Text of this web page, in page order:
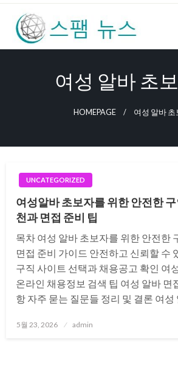
Skip
content
여성 알바 초
HOMEPAGE 여성 알바 초
UNCATEGORIZED
여성알바 초보자를 위한 안전한
천과 면접 준비 팁
목차 여성 알바 초보자를 위한 안전한
면접 준비 가이드 안전하고 신뢰할 수
구직 사이트 선택과 채용공고 확인 여
온라인 채용정보 검색 팁 여성 알바 면
항 자주 묻는 질문들 정리 및 결론 여성
Posted
5월 23, 2026 admin